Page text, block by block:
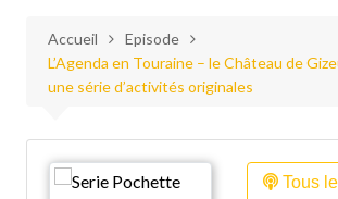
Accueil
Episode
L’Agenda en Touraine – le Château de
une série d’activités originales